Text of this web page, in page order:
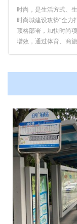
时尚，是生活方式、
时尚城建设攻势”全力
顶格部署，加快时尚
增效，通过体育、商